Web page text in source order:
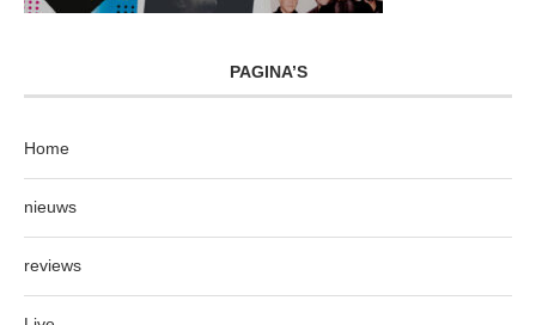
PAGINA’S
Home
nieuws
reviews